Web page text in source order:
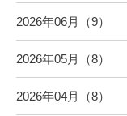
2026年06月（9）
2026年05月（8）
2026年04月（8）